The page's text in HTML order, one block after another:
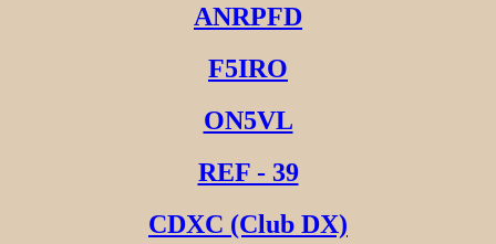
ANRPFD
F5IRO
ON5VL
REF - 39
CDXC (Club DX)